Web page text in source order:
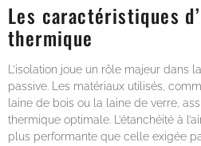
Les caractéristiques
thermique
L’isolation joue un rôle majeur dans
passive. Les matériaux utilisés,
laine de bois ou la laine de verre,
thermique optimale. L’étanchéité à
plus performante que celle exigée